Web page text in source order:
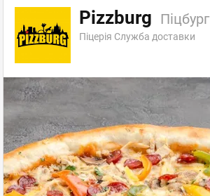
Pizzburg Піцбург
Піцерія Служба доставки